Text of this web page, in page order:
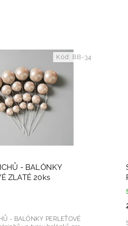
- BALÓNKY
ZLATÉ 20ks
- BALÓNKY PERLEŤOVÉ
Kód: BB-34